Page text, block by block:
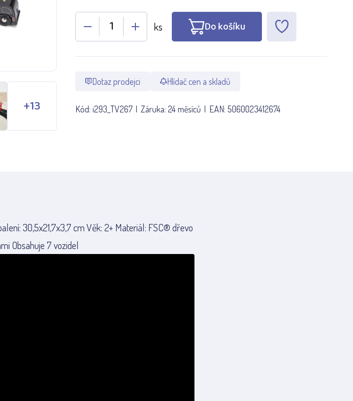
ks Do košíku
Dotaz prodejci Hlídač cen a skladů
Kód: i293_TV267 Záruka: 24 měsíců EAN: 5060023412674
30,5x21,7x3,7 cm Věk: 2+ Materiál: FSC® dřevo
Obsahuje 7 vozidel